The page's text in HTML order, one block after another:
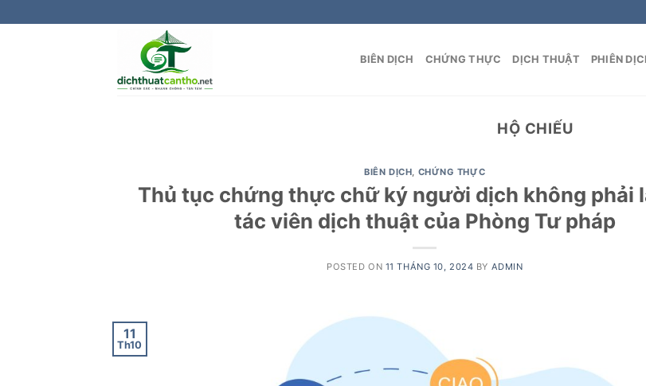
to
BIÊN DỊCH CHỨNG THỰC DỊCH THUẬT PHIÊN
HỘ CHIẾU
BIÊN DỊCH, CHỨNG THỰC
Thủ tục chứng thực chữ ký người dịch không phải
tác viên dịch thuật của Phòng Tư pháp
POSTED ON 11 THÁNG 10, 2024 BY ADMIN
11
Th10